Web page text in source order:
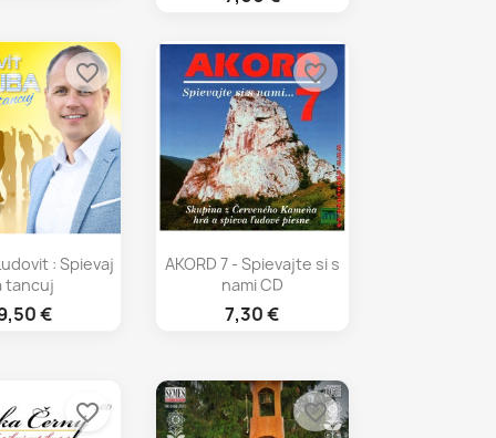
náhľad
: Spievaj
tancuj
€
favorite_border
Rýchly náhľad
AKORD 7 - Spievajte si s
nami CD
7,30 €
favorite_border
favorite_border favorite_border